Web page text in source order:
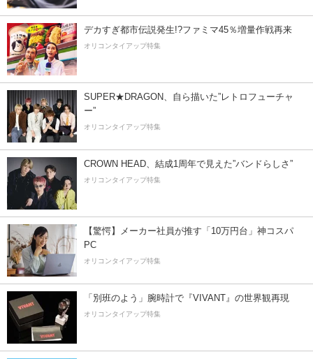
デカすぎ都市伝説発生!?ファミマ45％増量作戦再来
オリコンタイアップ特集
SUPER★DRAGON、自ら描いた”レトロフューチャ
ー”
オリコンタイアップ特集
CROWN HEAD、結成1周年で見えた”バンドらしさ”
オリコンタイアップ特集
【驚愕】メーカー社員が推す「10万円台」神コスパ
PC
オリコンタイアップ特集
「別班のよう」腕時計で『VIVANT』の世界観再現
オリコンタイアップ特集